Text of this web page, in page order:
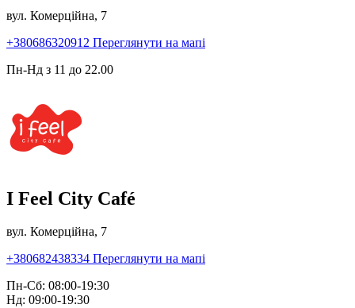
вул. Комерційна, 7
+380686320912 Переглянути на мапі
Пн-Нд з 11 до 22.00
I Feel City Café
вул. Комерційна, 7
+380682438334 Переглянути на мапі
Пн-Сб: 08:00-19:30
Нд: 09:00-19:30